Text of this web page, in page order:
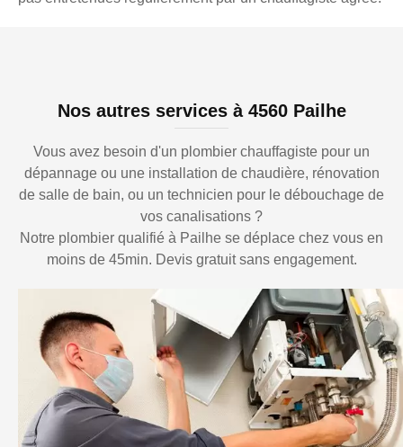
Nos autres services à 4560 Pailhe
Vous avez besoin d'un plombier chauffagiste pour un
dépannage ou une installation de chaudière, rénovation
de salle de bain, ou un technicien pour le débouchage de
vos canalisations ?
Notre plombier qualifié à Pailhe se déplace chez vous en
moins de 45min. Devis gratuit sans engagement.